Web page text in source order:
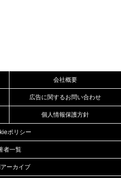
会社概要
広告に関するお問い合わせ
個人情報保護方針
ポリシー
者一覧
アーカイブ